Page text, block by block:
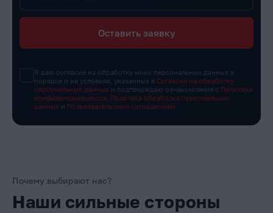
Оставить заявку
Я даю согласие на обработку моих персональных данных в
порядке и на условиях, указанных в Согласие на обработку
персональных данных и подтверждаю ознакомление с Политика
конфиденциальности
Политика обработки персональных
данных и Пользовательским соглашением
Почему выбирают нас?
Наши сильные стороны